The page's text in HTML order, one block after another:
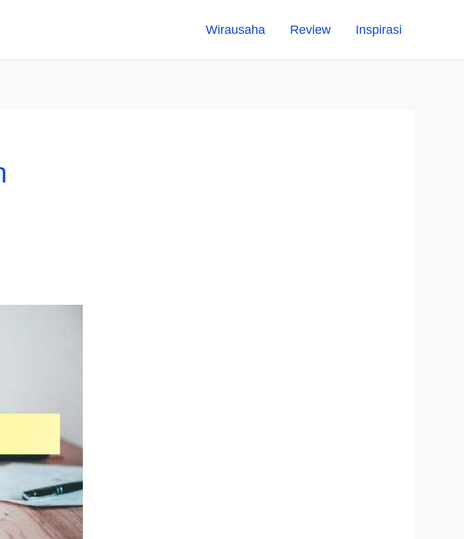
Wirausaha Review Inspirasi